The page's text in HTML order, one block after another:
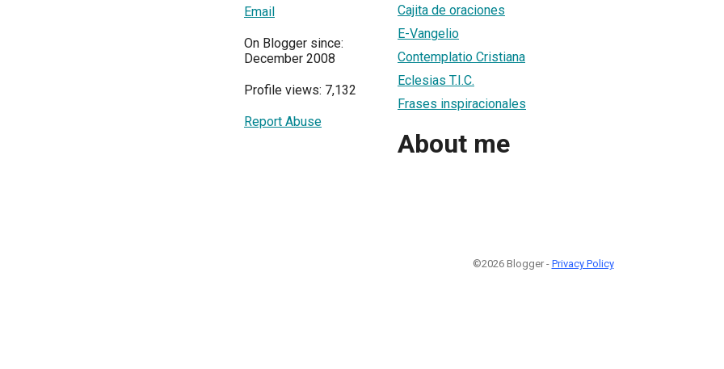
Email
On Blogger since:
December 2008
Profile views: 7,132
Report Abuse
Cajita de oraciones
E-Vangelio
Contemplatio Cristiana
Eclesias T.I.C.
Frases inspiracionales
About me
©2026 Blogger - Privacy Policy